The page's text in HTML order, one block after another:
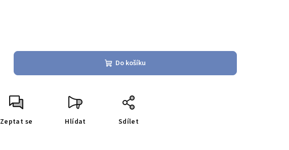
Do košíku
Zeptat se Hlídat Sdílet